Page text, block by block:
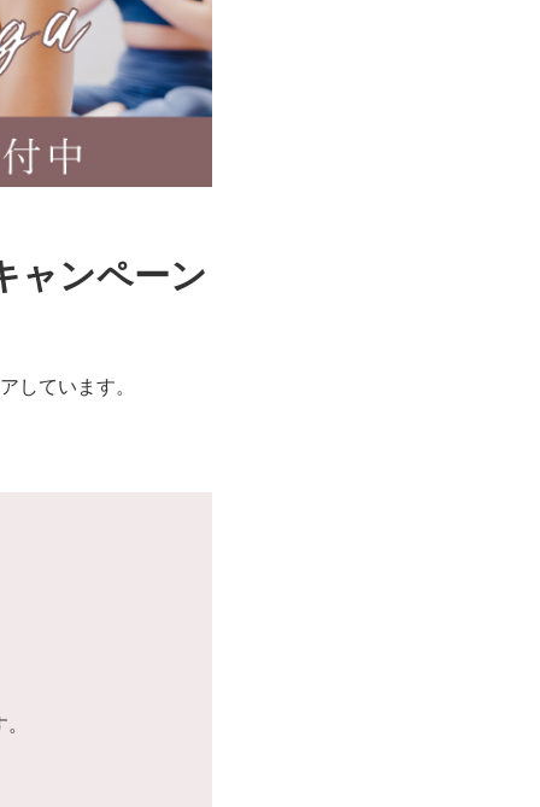
ャンペーン
しています。